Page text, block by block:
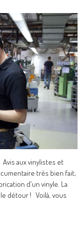
aux vinylistes et
très bien fait,
d'un vinyle. La
détour ! Voilà, vous